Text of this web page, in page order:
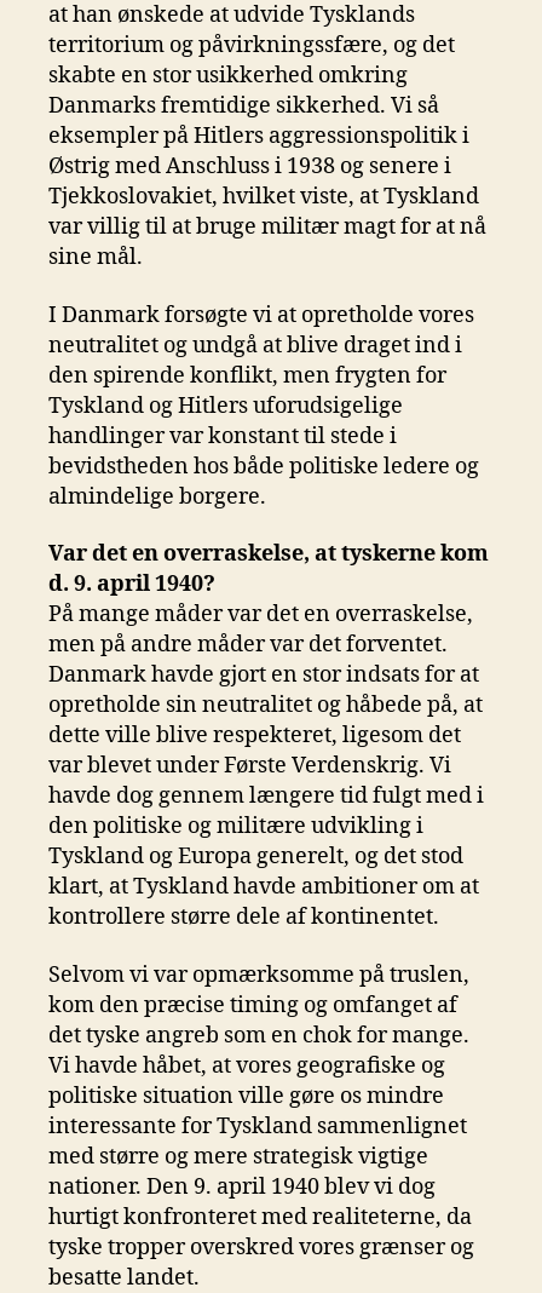
at han ønskede at udvide Tysklands
territorium og påvirkningssfære, og det
skabte en stor usikkerhed omkring
Danmarks fremtidige sikkerhed. Vi så
eksempler på Hitlers aggressionspolitik i
Østrig med Anschluss i 1938 og senere i
Tjekkoslovakiet, hvilket viste, at Tyskland
var villig til at bruge militær magt for at nå
sine mål.
I Danmark forsøgte vi at opretholde vores
neutralitet og undgå at blive draget ind i
den spirende konflikt, men frygten for
Tyskland og Hitlers uforudsigelige
handlinger var konstant til stede i
bevidstheden hos både politiske ledere og
almindelige borgere.
Var det en overraskelse, at tyskerne kom
d. 9. april 1940?
På mange måder var det en overraskelse,
men på andre måder var det forventet.
Danmark havde gjort en stor indsats for at
opretholde sin neutralitet og håbede på, at
dette ville blive respekteret, ligesom det
var blevet under Første Verdenskrig. Vi
havde dog gennem længere tid fulgt med i
den politiske og militære udvikling i
Tyskland og Europa generelt, og det stod
klart, at Tyskland havde ambitioner om at
kontrollere større dele af kontinentet.
Selvom vi var opmærksomme på truslen,
kom den præcise timing og omfanget af
det tyske angreb som en chok for mange.
Vi havde håbet, at vores geografiske og
politiske situation ville gøre os mindre
interessante for Tyskland sammenlignet
med større og mere strategisk vigtige
nationer. Den 9. april 1940 blev vi dog
hurtigt konfronteret med realiteterne, da
tyske tropper overskred vores grænser og
besatte landet.